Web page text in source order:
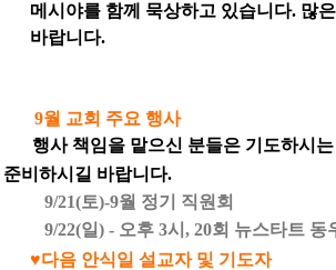
메시야를 함께 묵상하고 있습니다. 많
바랍니다.
9월 교회 주요 행사
행사 책임을 맡으신 분들은 기도하시
준비하시길 바랍니다.
9/21(토)-9월 정기 직원회
9/22(일) - 오후 3시, 20회 뉴스타트 동
♥다음 안식일 설교자 및 기도자